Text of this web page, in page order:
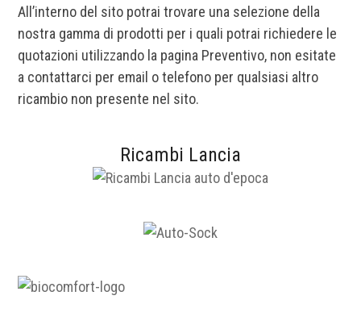
All’interno del sito potrai trovare una selezione della
nostra gamma di prodotti per i quali potrai richiedere le
quotazioni utilizzando la pagina Preventivo, non esitate
a contattarci per email o telefono per qualsiasi altro
ricambio non presente nel sito.
Ricambi Lancia